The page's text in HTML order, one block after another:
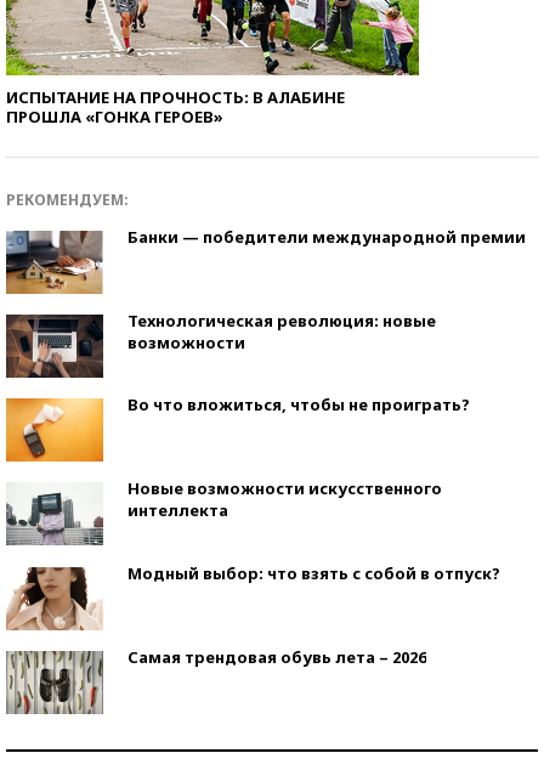
ИСПЫТАНИЕ НА ПРОЧНОСТЬ: В АЛАБИНЕ
ПРОШЛА «ГОНКА ГЕРОЕВ»
РЕКОМЕНДУЕМ:
Банки — победители международной премии
Технологическая революция: новые
возможности
Во что вложиться, чтобы не проиграть?
Новые возможности искусственного
интеллекта
Модный выбор: что взять с собой в отпуск?
Самая трендовая обувь лета – 2026